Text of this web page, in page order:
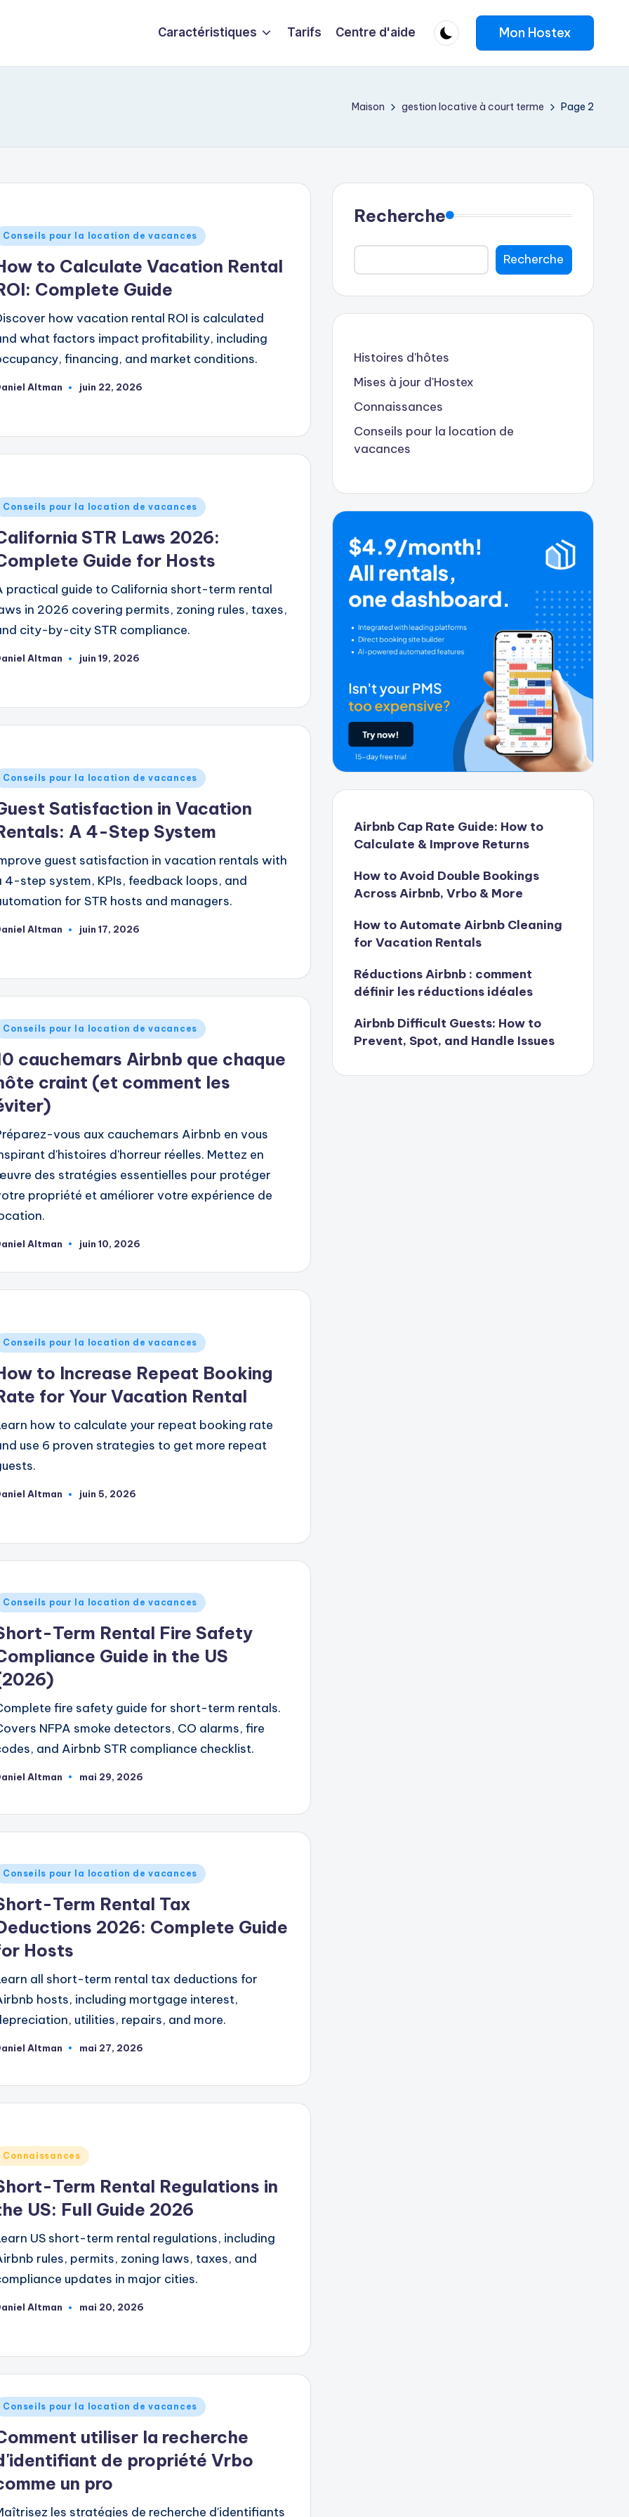
Caractéristiques Tarifs Centre d'aide Mon Hostex
Maison gestion locative à court terme Page 2
Conseils pour la location de vacances
to Calculate Vacation Rental
Complete Guide
how vacation rental ROI is calculated
what factors impact profitability, including
financing, and market conditions.
Altman juin 22, 2026
Conseils pour la location de vacances
STR Laws 2026:
Guide for Hosts
practical guide to California short-term rental
in 2026 covering permits, zoning rules, taxes,
city-by-city STR compliance.
Altman juin 19, 2026
Conseils pour la location de vacances
Satisfaction in Vacation
A 4-Step System
guest satisfaction in vacation rentals with
4-step system, KPIs, feedback loops, and
for STR hosts and managers.
Altman juin 17, 2026
Conseils pour la location de vacances
cauchemars Airbnb que chaque
craint (et comment les
vous aux cauchemars Airbnb en vous
d'histoires d'horreur réelles. Mettez en
des stratégies essentielles pour protéger
propriété et améliorer votre expérience de
Altman juin 10, 2026
Conseils pour la location de vacances
to Increase Repeat Booking
for Your Vacation Rental
how to calculate your repeat booking rate
use 6 proven strategies to get more repeat
Altman juin 5, 2026
Conseils pour la location de vacances
Term Rental Fire Safety
Guide in the US
fire safety guide for short-term rentals.
NFPA smoke detectors, CO alarms, fire
and Airbnb STR compliance checklist.
Altman mai 29, 2026
Conseils pour la location de vacances
Term Rental Tax
2026: Complete Guide
Hosts
all short-term rental tax deductions for
hosts, including mortgage interest,
utilities, repairs, and more.
Altman mai 27, 2026
Connaissances
Term Rental Regulations in
US: Full Guide 2026
US short-term rental regulations, including
rules, permits, zoning laws, taxes, and
updates in major cities.
Altman mai 20, 2026
Conseils pour la location de vacances
utiliser la recherche
de propriété Vrbo
un pro
les stratégies de recherche d'identifiants
Recherche
Recherche
Histoires d'hôtes
Mises à jour d'Hostex
Connaissances
Conseils pour la location de
vacances
Airbnb Cap Rate Guide: How to
Calculate & Improve Returns
How to Avoid Double Bookings
Across Airbnb, Vrbo & More
How to Automate Airbnb Cleaning
for Vacation Rentals
Réductions Airbnb : comment
définir les réductions idéales
Airbnb Difficult Guests: How to
Prevent, Spot, and Handle Issues